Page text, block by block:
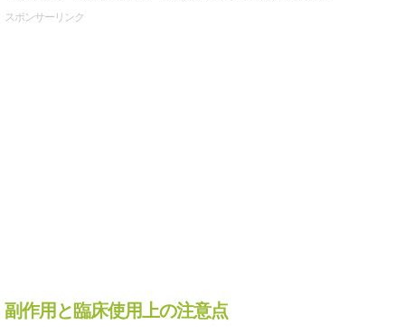
スポンサーリンク
副作用と臨床使用上の注意点